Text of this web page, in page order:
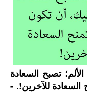
تصبح السعادة
السعادة للآخرين!. -